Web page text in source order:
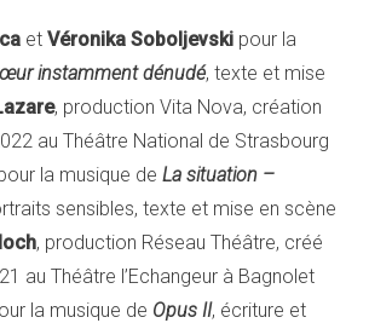
et Véronika Soboljevski pour la
instamment dénudé, texte et mise
, production Vita Nova, création
au Théâtre National de Strasbourg
la musique de La situation –
sensibles, texte et mise en scène
, production Réseau Théâtre, créé
au Théâtre l’Echangeur à Bagnolet
la musique de Opus II, écriture et